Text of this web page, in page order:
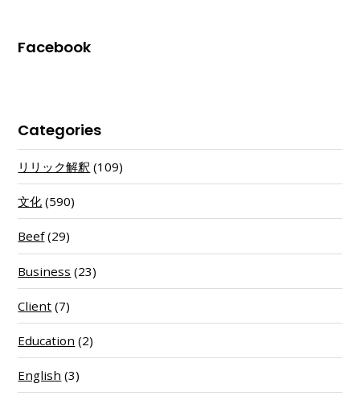
Facebook
Categories
リリック解釈 (109)
文化 (590)
Beef(29)
Business (23)
Client (7)
Education (2)
English (3)